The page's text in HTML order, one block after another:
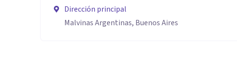
Dirección principal
Malvinas Argentinas, Buenos Aires